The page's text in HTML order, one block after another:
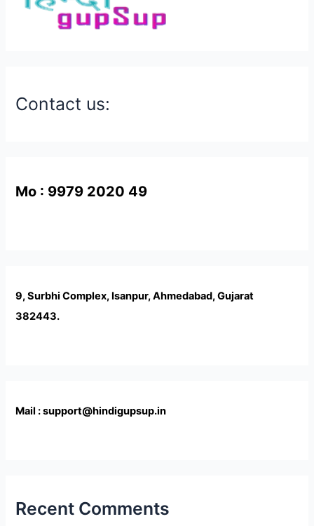
Contact us:
Mo : 9979 2020 49
9, Surbhi Complex, Isanpur, Ahmedabad, Gujarat
382443.
Mail : support@hindigupsup.in
Recent Comments